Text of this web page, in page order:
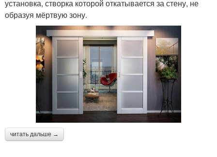
установка, створка которой откатывается за стену, не
образуя мёртвую зону.
читать дальше →